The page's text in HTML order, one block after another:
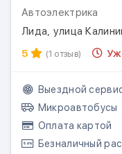
Автоэлектрика
Лида, улица
5
(1 отзыв)
Выездной
Микроавтобусы
Оплата картой
Безналичный